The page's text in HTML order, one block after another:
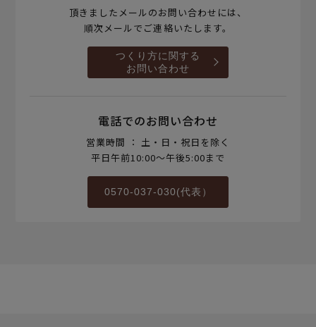
頂きましたメールのお問い合わせには、
順次メールでご連絡いたします。
つくり方に関する
お問い合わせ
電話でのお問い合わせ
営業時間 ： 土・日・祝日を除く
平日午前10:00～午後5:00まで
0570-037-030(代表）